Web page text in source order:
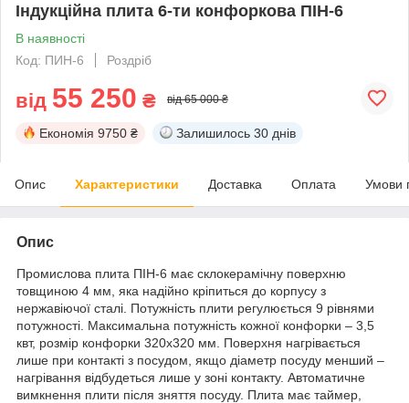
Індукційна плита 6-ти конфоркова ПІН-6
В наявності
Код: ПИН-6
Роздріб
від 55 250 ₴ від 65 000 ₴
Економія 9750 ₴ Залишилось 30 днів
Опис Характеристики Доставка Оплата Умови
Опис
Промислова плита ПІН-6 має склокерамічну поверхню
товщиною 4 мм, яка надійно кріпиться до корпусу з
нержавіючої сталі. Потужність плити регулюється 9 рівнями
потужності. Максимальна потужність кожної конфорки – 3,5
квт, розмір конфорки 320х320 мм. Поверхня нагрівається
лише при контакті з посудом, якщо діаметр посуду менший –
нагрівання відбудеться лише у зоні контакту. Автоматичне
вимкнення плити після зняття посуду. Плита має таймер,